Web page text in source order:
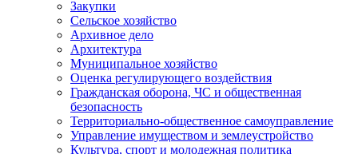
Закупки
Сельское хозяйство
Архивное дело
Архитектура
Муниципальное хозяйство
Оценка регулирующего воздействия
Гражданская оборона, ЧС и общественная
безопасность
Территориально-общественное самоуправление
Управление имуществом и землеустройство
Культура, спорт и молодежная политика